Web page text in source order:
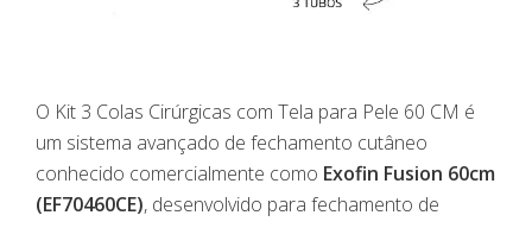
O Kit 3 Colas Cirúrgicas com Tela para Pele 60 CM é
um sistema avançado de fechamento cutâneo
conhecido comercialmente como Exofin Fusion 60cm
(EF70460CE), desenvolvido para fechamento de